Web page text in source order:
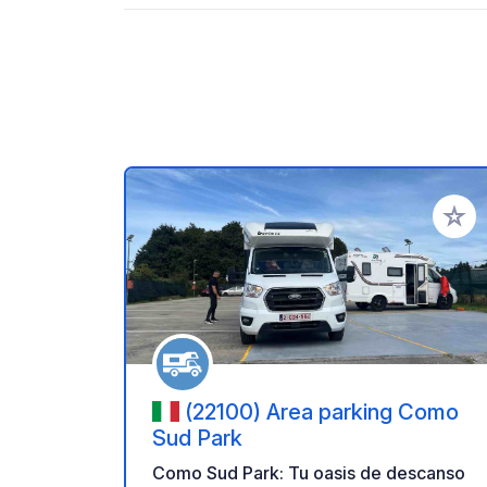
(22100) Area parking Como
Sud Park
Como Sud Park: Tu oasis de descanso